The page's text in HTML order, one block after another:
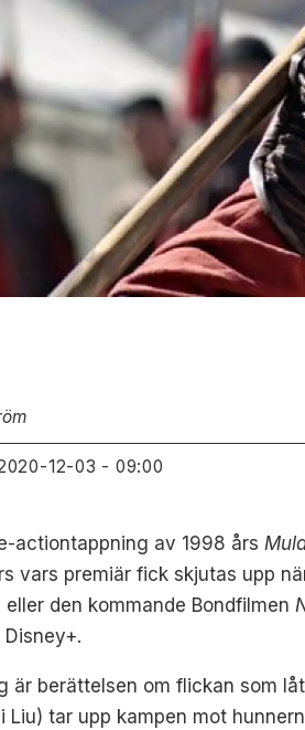
2020-12-03 - 09:00
actiontappning av 1998 års
vars premiär fick skjutas upp
eller den kommande Bondfilmen
är berättelsen om flickan som
Liu) tar upp kampen mot